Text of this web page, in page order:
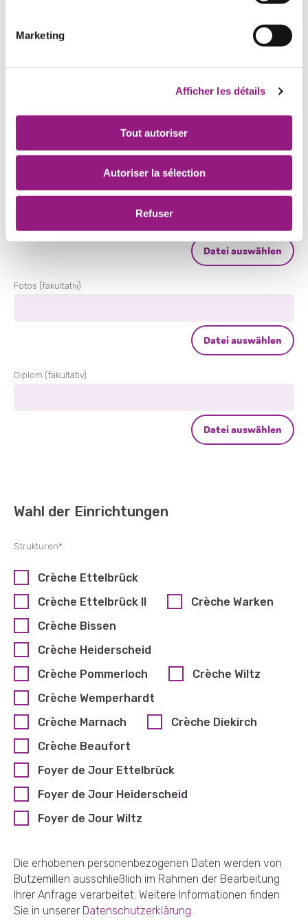
Marketing
Afficher les détails
Tout autoriser
Autoriser la sélection
Refuser
Hochladen von Bewerbungsunterlagen
Lettre de motivation (facultative)
Fotos (fakultativ)
Diplom (fakultativ)
Wahl der Einrichtungen
Strukturen*
Crèche Ettelbrück
Crèche Ettelbrück II
Crèche Warken
Crèche Bissen
Crèche Heiderscheid
Crèche Pommerloch
Crèche Wiltz
Crèche Wemperhardt
Crèche Marnach
Crèche Diekirch
Crèche Beaufort
Foyer de Jour Ettelbrück
Foyer de Jour Heiderscheid
Foyer de Jour Wiltz
Die erhobenen personenbezogenen Daten werden von
Butzemillen ausschließlich im Rahmen der Bearbeitung
Ihrer Anfrage verarbeitet. Weitere Informationen finden
Sie in unserer Datenschutzerklärung.